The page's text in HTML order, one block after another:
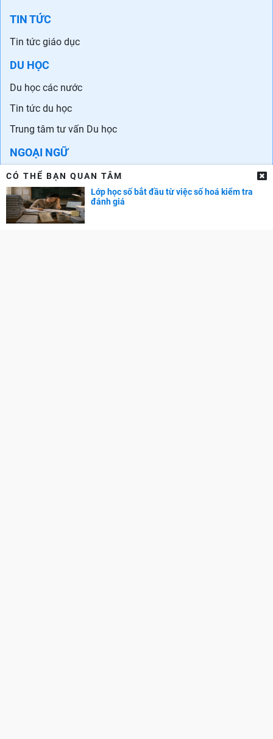
TIN TỨC
Tin tức giáo dục
DU HỌC
Du học các nước
Tin tức du học
Trung tâm tư vấn Du học
NGOẠI NGỮ
Học tiếng Anh
Chứng chỉ tiếng Anh
Trung tâm Anh ngữ
CÓ THỂ BẠN QUAN TÂM
Lớp học số bắt đầu từ việc số hoá kiểm tra
đánh giá